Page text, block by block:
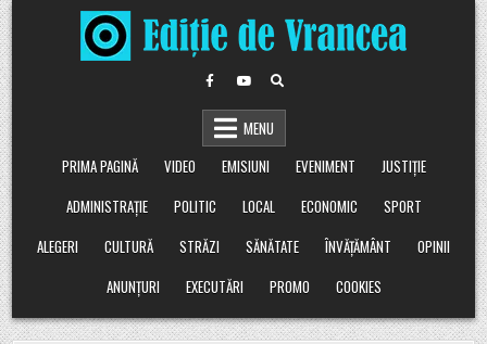
Skip
to
content
MENU
PRIMA PAGINĂ
VIDEO EMISIUNI EVENIMENT
JUSTIȚIE
ADMINISTRAȚIE
POLITIC LOCAL ECONOMIC
SPORT
ALEGERI
CULTURĂ STRĂZI SĂNĂTATE ÎNVĂȚĂMÂNT
OPINII
ANUNȚURI
EXECUTĂRI PROMO COOKIES